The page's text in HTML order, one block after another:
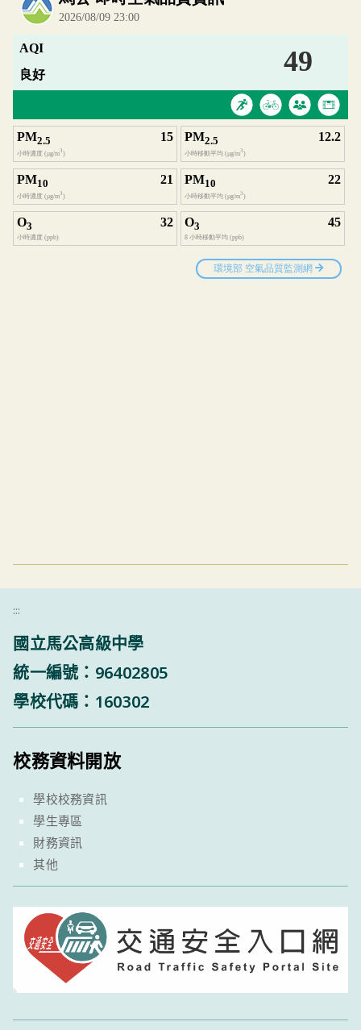
:::
國立馬公高級中學
統一編號：96402805
學校代碼：160302
校務資料開放
學校校務資訊
學生專區
財務資訊
其他